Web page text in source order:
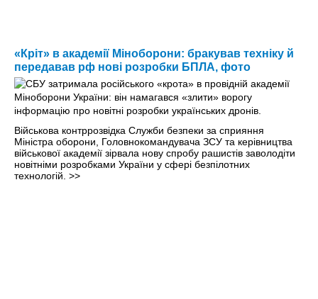
«Кріт» в академії Міноборони: бракував техніку й
передавав рф нові розробки БПЛА, фото
Військова контррозвідка Служби безпеки за сприяння
Міністра оборони, Головнокомандувача ЗСУ та керівництва
військової академії зірвала нову спробу рашистів заволодіти
новітніми розробками України у сфері безпілотних
технологій. >>